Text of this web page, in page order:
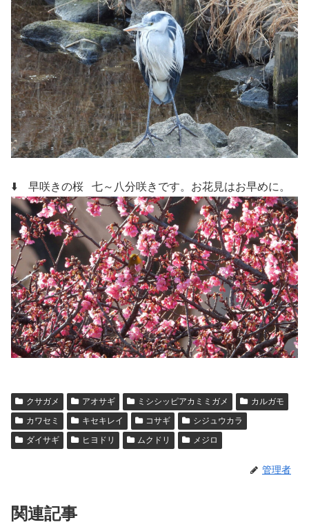
⬇️ 早咲きの桜 七～八分咲きです。お花見はお早めに。
クサガメ アオサギ ミシシッピアカミミガメ
カルガモ
カワセミ
キセキレイ コサギ
シジュウカラ
ダイサギ
ヒヨドリ ムクドリ メジロ
管理者
関連記事